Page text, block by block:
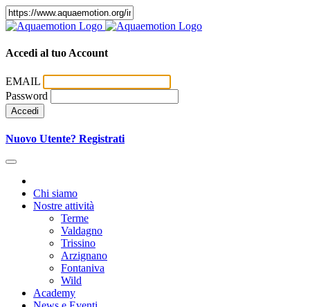
Accedi al tuo Account
EMAIL
Password
Accedi
Nuovo Utente? Registrati
Chi siamo
Nostre attività
Terme
Valdagno
Trissino
Arzignano
Fontaniva
Wild
Academy